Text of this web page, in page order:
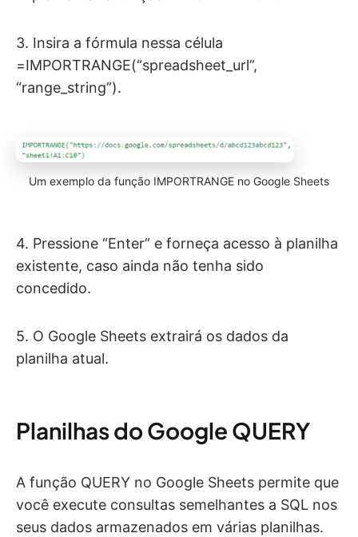
3. Insira a fórmula nessa célula
=IMPORTRANGE(“spreadsheet_url”,
“range_string”).
Um exemplo da função IMPORTRANGE no Google Sheets
4. Pressione “Enter” e forneça acesso à planilha
existente, caso ainda não tenha sido
concedido.
5. O Google Sheets extrairá os dados da
planilha atual.
Planilhas do Google QUERY
A função QUERY no Google Sheets permite que
você execute consultas semelhantes a SQL nos
seus dados armazenados em várias planilhas.